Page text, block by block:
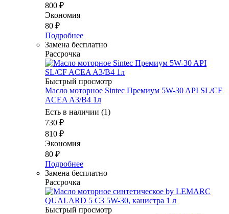
800 ₽
Экономия
80 ₽
Подробнее
Замена бесплатно
Рассрочка
Быстрый просмотр
Масло моторное Sintec Премиум 5W-30 API SL/CF
ACEA A3/B4 1л
Есть в наличии (1)
730 ₽
810 ₽
Экономия
80 ₽
Подробнее
Замена бесплатно
Рассрочка
Быстрый просмотр